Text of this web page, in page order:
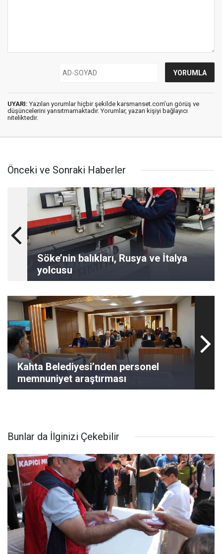
UYARI: Yazılan yorumlar hiçbir şekilde karsmanset.com’un görüş ve
düşüncelerini yansıtmamaktadır. Yorumlar, yazan kişiyi bağlayıcı
niteliktedir.
Önceki ve Sonraki Haberler
Söke’nin balıkları, Rusya ve İtalya
yolcusu
Kahta Belediyesi’nden personel
memnuniyet araştırması
Bunlar da İlginizi Çekebilir